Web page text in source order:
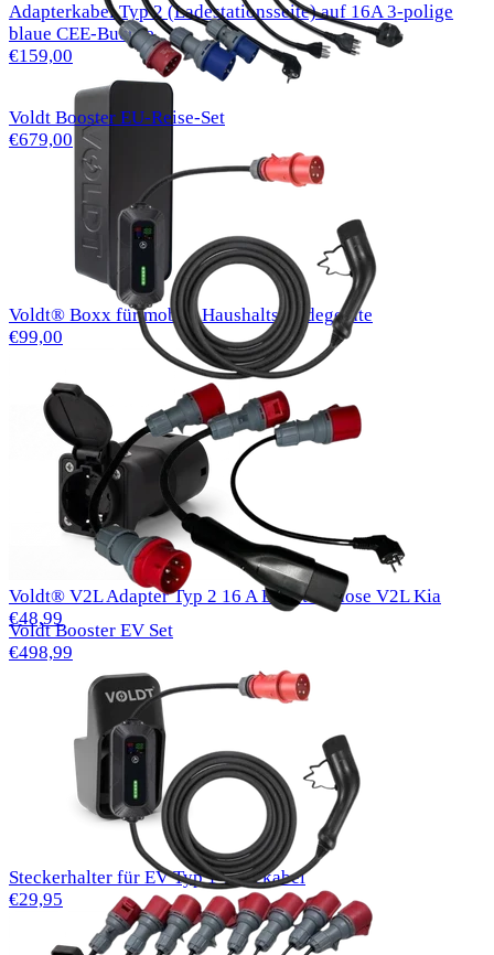
Adapterkabel Typ 2 (Ladestationsseite) auf 16A 3-polige
blaue CEE-Buchse
€159,00
Voldt® Boxx für mobile Haushalts-Ladegeräte
€99,00
Voldt® V2L Adapter Typ 2 16 A EU-Steckdose V2L Kia
€48,99
Steckerhalter für EV Typ 1-Ladekabel
€29,95
Voldt Booster EU-Reise-Set
€679,00
Voldt Booster EV Set
€498,99